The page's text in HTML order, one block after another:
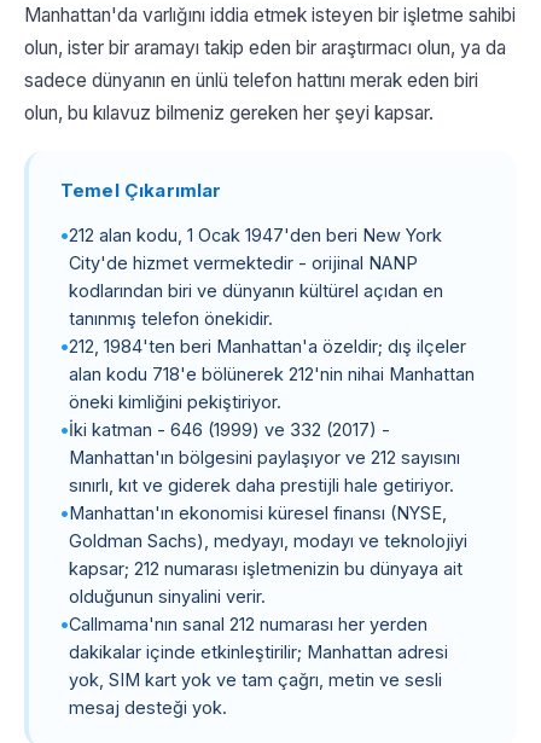
Manhattan'da varlığını iddia etmek isteyen bir işletme sahibi
olun, ister bir aramayı takip eden bir araştırmacı olun, ya da
sadece dünyanın en ünlü telefon hattını merak eden biri
olun, bu kılavuz bilmeniz gereken her şeyi kapsar.
Temel Çıkarımlar
212 alan kodu, 1 Ocak 1947'den beri New York
City'de hizmet vermektedir - orijinal NANP
kodlarından biri ve dünyanın kültürel açıdan en
tanınmış telefon önekidir.
212, 1984'ten beri Manhattan'a özeldir; dış ilçeler
alan kodu 718'e bölünerek 212'nin nihai Manhattan
öneki kimliğini pekiştiriyor.
İki katman - 646 (1999) ve 332 (2017) -
Manhattan'ın bölgesini paylaşıyor ve 212 sayısını
sınırlı, kıt ve giderek daha prestijli hale getiriyor.
Manhattan'ın ekonomisi küresel finansı (NYSE,
Goldman Sachs), medyayı, modayı ve teknolojiyi
kapsar; 212 numarası işletmenizin bu dünyaya ait
olduğunun sinyalini verir.
Callmama'nın sanal 212 numarası her yerden
dakikalar içinde etkinleştirilir; Manhattan adresi
yok, SIM kart yok ve tam çağrı, metin ve sesli
mesaj desteği yok.